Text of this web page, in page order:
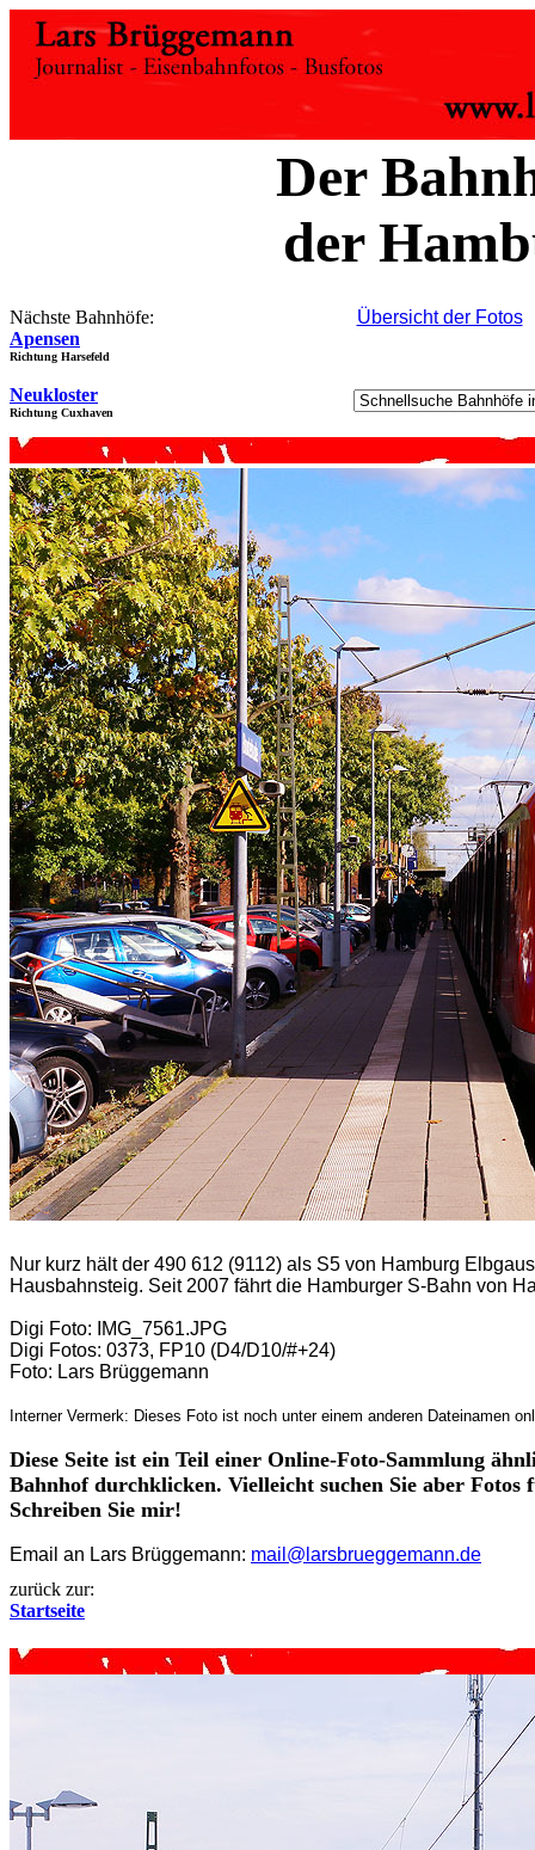
Der
der
Nächste Bahnhöfe:
Apensen
Richtung Harsefeld
Neukloster
Richtung Cuxhaven
Übersicht der Fotos
Nur kurz hält der 490 612 (9112) als S5 von Hamburg
Hausbahnsteig. Seit 2007 fährt die Hamburger S-Bahn von
Digi Foto: IMG_7561.JPG
Digi Fotos: 0373, FP10 (D4/D10/#+24)
Foto: Lars Brüggemann
Interner Vermerk: Dieses Foto ist noch unter einem anderen Dateinamen
Diese Seite ist ein Teil einer Online-Foto-Sammlung
Bahnhof durchklicken. Vielleicht suchen Sie aber
Schreiben Sie mir!
Email an Lars Brüggemann: mail@larsbrueggemann.de
zurück zur:
Startseite